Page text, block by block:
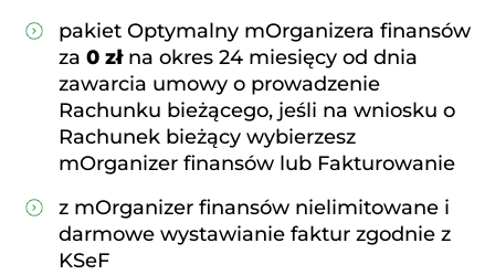
pakiet Optymalny mOrganizera finansów
za 0 złna okres 24 miesięcy od dnia
zawarcia umowy o prowadzenie
Rachunku bieżącego, jeśli na wniosku o
Rachunek bieżący wybierzesz
mOrganizer finansów lub Fakturowanie
z mOrganizer finansów nielimitowane i
darmowe wystawianie faktur zgodnie z
KSeF